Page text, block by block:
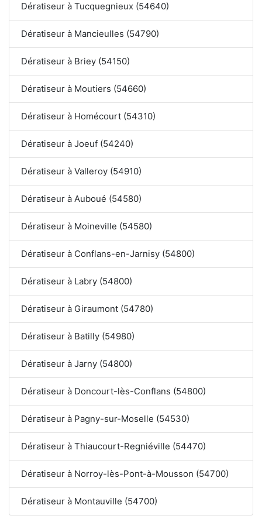
Dératiseur à Tucquegnieux (54640)
Dératiseur à Mancieulles (54790)
Dératiseur à Briey (54150)
Dératiseur à Moutiers (54660)
Dératiseur à Homécourt (54310)
Dératiseur à Joeuf (54240)
Dératiseur à Valleroy (54910)
Dératiseur à Auboué (54580)
Dératiseur à Moineville (54580)
Dératiseur à Conflans-en-Jarnisy (54800)
Dératiseur à Labry (54800)
Dératiseur à Giraumont (54780)
Dératiseur à Batilly (54980)
Dératiseur à Jarny (54800)
Dératiseur à Doncourt-lès-Conflans (54800)
Dératiseur à Pagny-sur-Moselle (54530)
Dératiseur à Thiaucourt-Regniéville (54470)
Dératiseur à Norroy-lès-Pont-à-Mousson (54700)
Dératiseur à Montauville (54700)